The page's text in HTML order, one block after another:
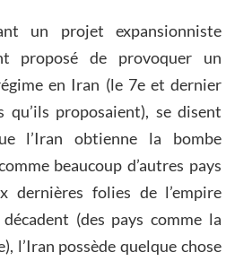
un projet expansionniste
proposé de provoquer un
en Iran (le 7e et dernier
qu’ils proposaient), se disent
l’Iran obtienne la bombe
beaucoup d’autres pays
dernières folies de l’empire
(des pays comme la
l’Iran possède quelque chose